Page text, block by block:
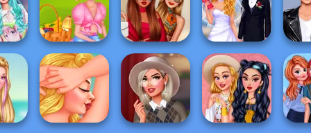
Pop
Hollywood Stars
Designer Outfi...
Modern
Princesses
Papa's
Pancakeria
Summer Picnic
Date
Rich TikTok Girls
My Dream
Wedding